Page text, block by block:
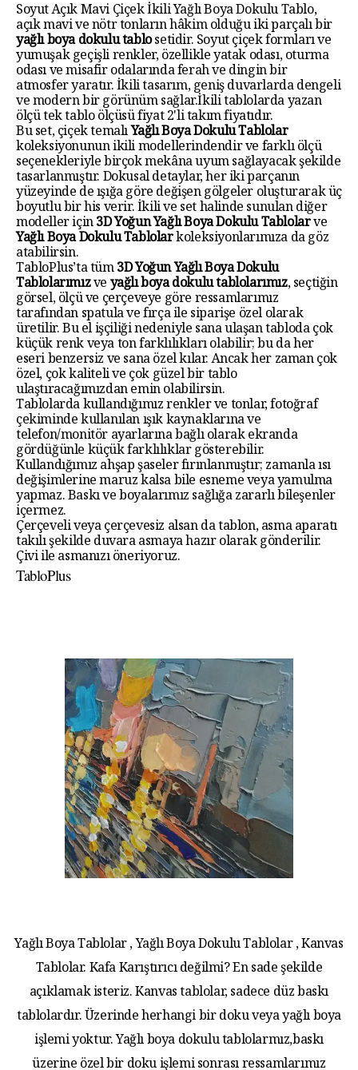
Soyut Açık Mavi Çiçek İkili Yağlı Boya Dokulu Tablo,
açık mavi ve nötr tonların hâkim olduğu iki parçalı bir
yağlı boya dokulu tablosetidir. Soyut çiçek formları ve
yumuşak geçişli renkler, özellikle yatak odası, oturma
odası ve misafir odalarında ferah ve dingin bir
atmosfer yaratır. İkili tasarım, geniş duvarlarda dengeli
ve modern bir görünüm sağlar.İkili tablolarda yazan
ölçü tek tablo ölçüsü fiyat 2'li takım fiyatıdır.
Bu set, çiçek temalıYağlı Boya Dokulu Tablolar
koleksiyonunun ikili modellerindendir ve farklı ölçü
seçenekleriyle birçok mekâna uyum sağlayacak şekilde
tasarlanmıştır. Dokusal detaylar, her iki parçanın
yüzeyinde de ışığa göre değişen gölgeler oluşturarak üç
boyutlu bir his verir. İkili ve set halinde sunulan diğer
modeller için3D Yoğun Yağlı Boya Dokulu Tablolarve
Yağlı Boya Dokulu Tablolarkoleksiyonlarımıza da göz
atabilirsin.
TabloPlus’ta tüm3D Yoğun Yağlı Boya Dokulu
Tablolarımızveyağlı boya dokulu tablolarımız, seçtiğin
görsel, ölçü ve çerçeveye göre ressamlarımız
tarafından spatula ve fırça ile siparişe özel olarak
üretilir. Bu el işçiliği nedeniyle sana ulaşan tabloda çok
küçük renk veya ton farklılıkları olabilir; bu da her
eseri benzersiz ve sana özel kılar. Ancak her zaman çok
özel, çok kaliteli ve çok güzel bir tablo
ulaştıracağımızdan emin olabilirsin.
Tablolarda kullandığımız renkler ve tonlar, fotoğraf
çekiminde kullanılan ışık kaynaklarına ve
telefon/monitör ayarlarına bağlı olarak ekranda
gördüğünle küçük farklılıklar gösterebilir.
Kullandığımız ahşap şaseler fırınlanmıştır; zamanla ısı
değişimlerine maruz kalsa bile esneme veya yamulma
yapmaz. Baskı ve boyalarımız sağlığa zararlı bileşenler
içermez.
Çerçeveli veya çerçevesiz alsan da tablon, asma aparatı
takılı şekilde duvara asmaya hazır olarak gönderilir.
Çivi ile asmanızı öneriyoruz.
TabloPlus
Yağlı Boya Tablolar , Yağlı Boya Dokulu Tablolar , Kanvas
Tablolar. Kafa Karıştırıcı değilmi? En sade şekilde
açıklamak isteriz. Kanvas tablolar, sadece düz baskı
tablolardır. Üzerinde herhangi bir doku veya yağlı boya
işlemi yoktur. Yağlı boya dokulu tablolarmız,baskı
üzerine özel bir doku işlemi sonrası ressamlarımız